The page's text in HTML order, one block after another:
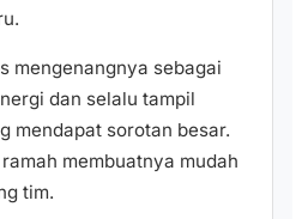
mengenangnya sebagai
dan selalu tampil
mendapat sorotan besar.
membuatnya mudah
tim.